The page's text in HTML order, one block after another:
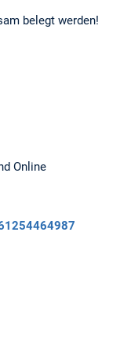
belegt werden!
Online